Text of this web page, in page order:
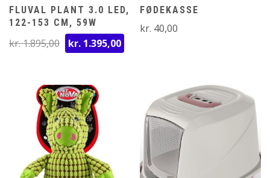
FLUVAL PLANT 3.0 LED,
122-153 CM, 59W
kr.1.895,00
Den
oprindelige
var:
kr. 1.895,00.
kr. 1.395,00
kr. 1.395,00.
FØDEKASSE
kr. 40,00